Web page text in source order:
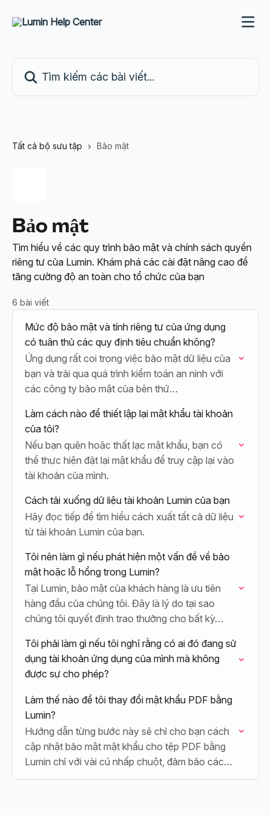
Tất cả bộ sưu tập Bảo mật
Bảo mật
Tìm hiểu về các quy trình bảo mật và chính sách quyền
riêng tư của Lumin. Khám phá các cài đặt nâng cao để
tăng cường độ an toàn cho tổ chức của bạn
6 bài viết
Mức độ bảo mật và tính riêng tư của ứng dụng
có tuân thủ các quy định tiêu chuẩn không?
Ứng dụng rất coi trọng việc bảo mật dữ liệu của
bạn và trải qua quá trình kiểm toán an ninh với
các công ty bảo mật của bên thứ…
Làm cách nào để thiết lập lại mật khẩu tài khoản
của tôi?
Nếu bạn quên hoặc thất lạc mật khẩu, bạn có
thể thực hiện đặt lại mật khẩu để truy cập lại vào
tài khoản của mình.
Cách tải xuống dữ liệu tài khoản Lumin của bạn
Hãy đọc tiếp để tìm hiểu cách xuất tất cả dữ liệu
từ tài khoản Lumin của bạn.
Tôi nên làm gì nếu phát hiện một vấn đề về bảo
mật hoặc lỗ hổng trong Lumin?
Tại Lumin, bảo mật của khách hàng là ưu tiên
hàng đầu của chúng tôi. Đây là lý do tại sao
chúng tôi quyết định trao thưởng cho bất kỳ…
Tôi phải làm gì nếu tôi nghĩ rằng có ai đó đang sử
dụng tài khoản ứng dụng của mình mà không
được sự cho phép?
Làm thế nào để tôi thay đổi mật khẩu PDF bằng
Lumin?
Hướng dẫn từng bước này sẽ chỉ cho bạn cách
cập nhật bảo mật mật khẩu cho tệp PDF bằng
Lumin chỉ với vài cú nhấp chuột, đảm bảo các…